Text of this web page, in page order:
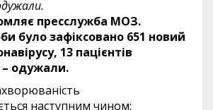
пресслужба МОЗ.
було зафіксовано 651 новий
13 пацієнтів
– одужали.
наступним чином: